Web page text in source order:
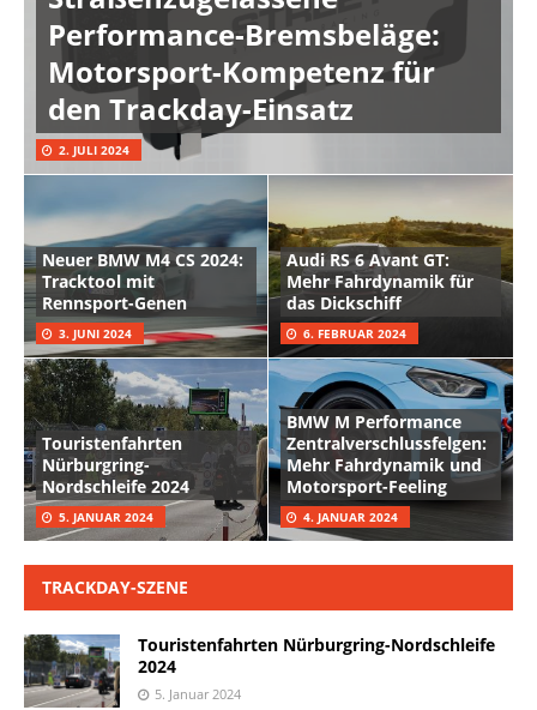
Performance-Bremsbeläge:
Motorsport-Kompetenz für
den Trackday-Einsatz
2. JULI 2024
Neuer BMW M4 CS 2024:
Tracktool mit
Rennsport-Genen
3. JUNI 2024
Audi RS 6 Avant GT:
Mehr Fahrdynamik für
das Dickschiff
6. FEBRUAR 2024
Touristenfahrten
Nürburgring-
Nordschleife 2024
5. JANUAR 2024
BMW M Performance
Zentralverschlussfelgen:
Mehr Fahrdynamik und
Motorsport-Feeling
4. JANUAR 2024
TRACKDAY-SZENE
Touristenfahrten Nürburgring-Nordschleife
2024
5. Januar 2024